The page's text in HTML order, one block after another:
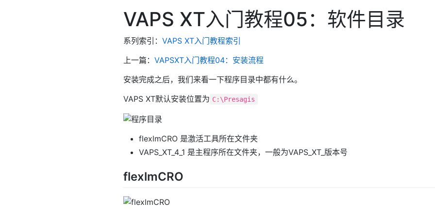
VAPS XT入门教程05：软件目录
系列索引： VAPS XT入门教程索引
上一篇： VAPSXT入门教程04：安装流程
安装完成之后，我们来看一下程序目录中都有什么。
VAPS XT默认安装位置为 C:\Presagis
flexlmCRO 是激活工具所在文件夹
VAPS_XT_4_1 是主程序所在文件夹，一般为VAPS_XT_版本号
flexlmCRO